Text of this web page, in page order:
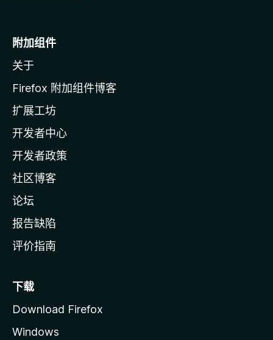
o
i
l
a
主
页
附加组件
关于
Firefox 附加组件博客
扩展工坊
开发者中心
开发者政策
社区博客
论坛
报告缺陷
评价指南
下载
Download Firefox
Windows